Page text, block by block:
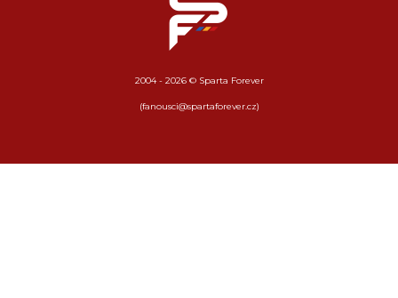
2004 - 2026 © Sparta Forever
(fanousci@spartaforever.cz)